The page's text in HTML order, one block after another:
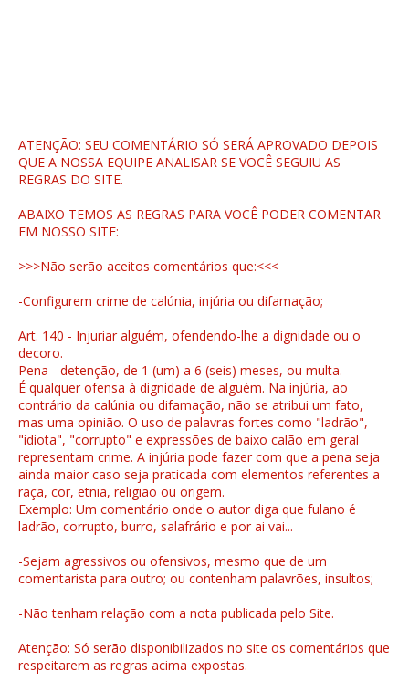
ATENÇÃO: SEU COMENTÁRIO SÓ SERÁ APROVADO DEPOIS
QUE A NOSSA EQUIPE ANALISAR SE VOCÊ SEGUIU AS
REGRAS DO SITE.
ABAIXO TEMOS AS REGRAS PARA VOCÊ PODER COMENTAR
EM NOSSO SITE:
>>>Não serão aceitos comentários que:<<<
-Configurem crime de calúnia, injúria ou difamação;
Art. 140 - Injuriar alguém, ofendendo-lhe a dignidade ou o
decoro.
Pena - detenção, de 1 (um) a 6 (seis) meses, ou multa.
É qualquer ofensa à dignidade de alguém. Na injúria, ao
contrário da calúnia ou difamação, não se atribui um fato,
mas uma opinião. O uso de palavras fortes como "ladrão",
"idiota", "corrupto" e expressões de baixo calão em geral
representam crime. A injúria pode fazer com que a pena seja
ainda maior caso seja praticada com elementos referentes a
raça, cor, etnia, religião ou origem.
Exemplo: Um comentário onde o autor diga que fulano é
ladrão, corrupto, burro, salafrário e por ai vai...
-Sejam agressivos ou ofensivos, mesmo que de um
comentarista para outro; ou contenham palavrões, insultos;
-Não tenham relação com a nota publicada pelo Site.
Atenção: Só serão disponibilizados no site os comentários que
respeitarem as regras acima expostas.